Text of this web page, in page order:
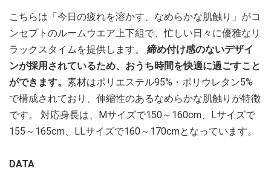
こちらは「今日の疲れを溶かす、なめらかな肌触り」がコ
ンセプトのルームウエア上下組で、忙しい日々に優雅なリ
ラックスタイムを提供します。
締め付け感のないデザイ
ンが採用されているため、おうち時間を快適に過ごすこと
ができます。 素材はポリエステル95%・ポリウレタン5%
で構成されており、伸縮性のあるなめらかな肌触りが特徴
です。 対応身長は、Mサイズで150～160cm、Lサイズで
155～165cm、LLサイズで160～170cmとなっています。
DATA